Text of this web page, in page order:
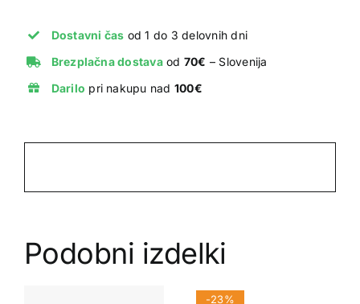
Dostavni čas od 1 do 3 delovnih dni
Brezplačna dostavaod 70€ – Slovenija
Darilo pri nakupu nad 100€
Podobni izdelki
-23%